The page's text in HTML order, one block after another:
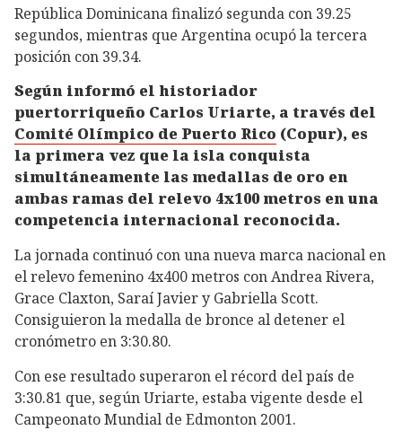
República Dominicana finalizó segunda con 39.25
segundos, mientras que Argentina ocupó la tercera
posición con 39.34.
Según informó el historiador
puertorriqueño Carlos Uriarte, a través del
Comité Olímpico de Puerto Rico (Copur), es
la primera vez que la isla conquista
simultáneamente las medallas de oro en
ambas ramas del relevo 4x100 metros en una
competencia internacional reconocida.
La jornada continuó con una nueva marca nacional en
el relevo femenino 4x400 metros con Andrea Rivera,
Grace Claxton, Saraí Javier y Gabriella Scott.
Consiguieron la medalla de bronce al detener el
cronómetro en 3:30.80.
Con ese resultado superaron el récord del país de
3:30.81 que, según Uriarte, estaba vigente desde el
Campeonato Mundial de Edmonton 2001.